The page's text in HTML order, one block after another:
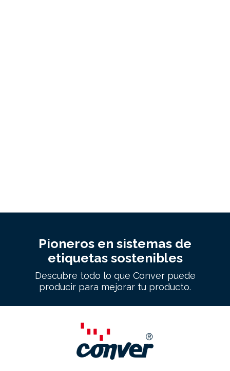
Pioneros en sistemas de
etiquetas sostenibles
Descubre todo lo que Conver puede
producir para mejorar tu producto.